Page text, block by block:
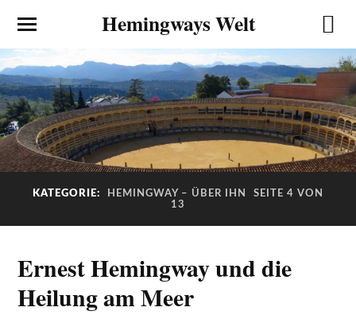
Hemingways Welt
KATEGORIE: HEMINGWAY – ÜBER IHN
SEITE 4 VON
13
Ernest Hemingway und die
Heilung am Meer